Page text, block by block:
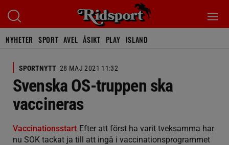
NYHETER SPORT AVEL ÅSIKT PLAY ISLAND
SPORTNYTT 28 MAJ 2021 11:32
Svenska OS-truppen ska
vaccineras
Vaccinationsstart Efter att först ha varit tveksamma har
nu SOK tackat ja till att ingå i vaccinationsprogrammet